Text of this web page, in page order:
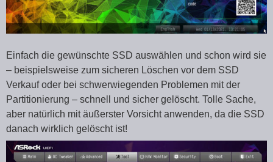
Einfach die gewünschte SSD auswählen und schon wird sie
– beispielsweise zum sicheren Löschen vor dem SSD
Verkauf oder bei schwerwiegenden Problemen mit der
Partitionierung – schnell und sicher gelöscht. Tolle Sache,
aber natürlich mit äußerster Vorsicht anwenden, da die SSD
danach wirklich gelöscht ist!